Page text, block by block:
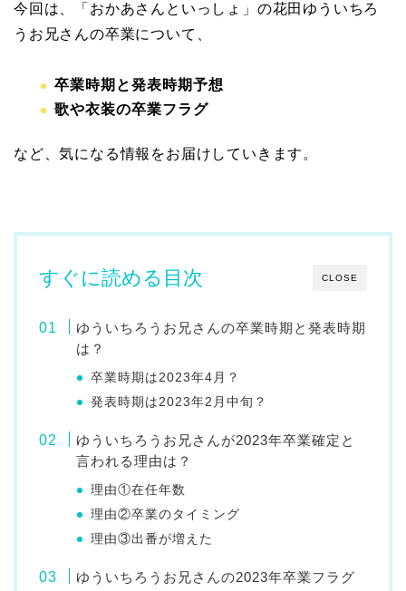
今回は、「おかあさんといっしょ」の花田ゆういちろ
うお兄さんの卒業について、
卒業時期と発表時期予想
歌や衣装の卒業フラグ
など、気になる情報をお届けしていきます。
CLOSE
すぐに読める目次
ゆういちろうお兄さんの卒業時期と発表時期
は？
卒業時期は2023年4月？
発表時期は2023年2月中旬？
ゆういちろうお兄さんが2023年卒業確定と
言われる理由は？
理由①在任年数
理由②卒業のタイミング
理由③出番が増えた
ゆういちろうお兄さんの2023年卒業フラグ